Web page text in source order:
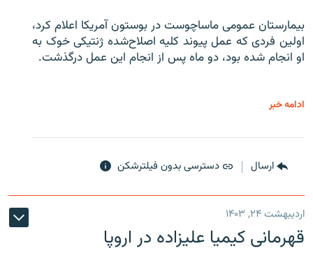
بیمارستان عمومی ماساچوست در بوستون آمریکا اعلام کرد،
اولین فردی که عمل پیوند کلیه اصلاح‌شده ژنتیکی خوک به
او انجام شده بود، دو ماه پس از انجام این عمل درگذشت.
ادامه خبر
ارسال دسترسی بدون فیلترشکن
اردیبهشت ۲۴, ۱۴۰۳
قهرمانی کیمیا علیزاده در اروپا